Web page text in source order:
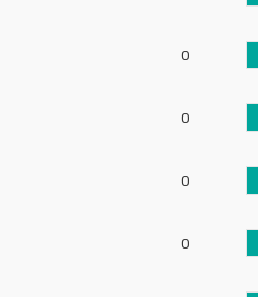
0
0
0
0